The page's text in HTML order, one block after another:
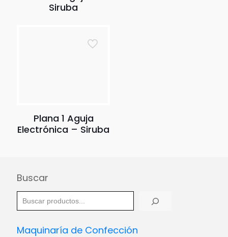
Siruba
Plana 1 Aguja
Electrónica – Siruba
Buscar
Maquinaría de Confección